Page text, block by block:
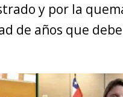
y por la
de años que